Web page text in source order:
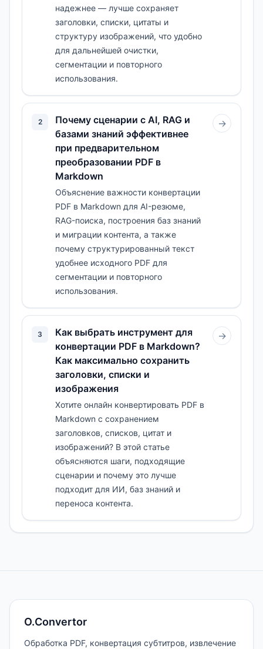
надежнее — лучше сохраняет
заголовки, списки, цитаты и
структуру изображений, что удобно
для дальнейшей очистки,
сегментации и повторного
использования.
2
Почему сценарии с AI, RAG и
базами знаний эффективнее
при предварительном
преобразовании PDF в
Markdown
Объяснение важности конвертации
PDF в Markdown для AI-резюме,
RAG-поиска, построения баз знаний
и миграции контента, а также
почему структурированный текст
удобнее исходного PDF для
сегментации и повторного
использования.
→
3
Как выбрать инструмент для
конвертации PDF в Markdown?
Как максимально сохранить
заголовки, списки и
изображения
Хотите онлайн конвертировать PDF в
Markdown с сохранением
заголовков, списков, цитат и
изображений? В этой статье
объясняются шаги, подходящие
сценарии и почему это лучше
подходит для ИИ, баз знаний и
переноса контента.
→
O.Convertor
Обработка PDF, конвертация субтитров, извлечение